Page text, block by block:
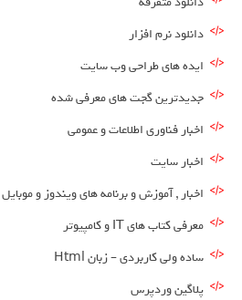
دانلود نرم افزار
ایده های طراحی وب سایت
جدیدترین گجت های معرفی شده
اخبار فناوری اطلاعات و عمومی
اخبار سایت
اخبار , آموزش و برنامه های ویندوز و موبایل
معرفی کتاب های IT و کامپیوتر
ساده ولی کاربردی – زبان Html
پلاگین وردپرس